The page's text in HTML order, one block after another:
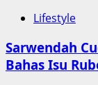
Nilai
Lifestyle
Sarwendah
Bahas Isu